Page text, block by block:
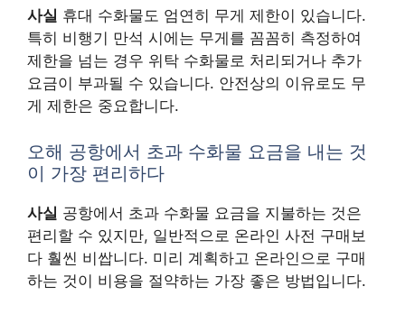
사실 휴대 수화물도 엄연히 무게 제한이 있습니다.
특히 비행기 만석 시에는 무게를 꼼꼼히 측정하여
제한을 넘는 경우 위탁 수화물로 처리되거나 추가
요금이 부과될 수 있습니다. 안전상의 이유로도 무
게 제한은 중요합니다.
오해 공항에서 초과 수화물 요금을 내는 것
이 가장 편리하다
사실 공항에서 초과 수화물 요금을 지불하는 것은
편리할 수 있지만, 일반적으로 온라인 사전 구매보
다 훨씬 비쌉니다. 미리 계획하고 온라인으로 구매
하는 것이 비용을 절약하는 가장 좋은 방법입니다.